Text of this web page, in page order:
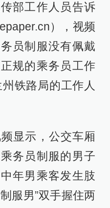
部工作人员告诉
），视频
员制服没有佩戴
规的乘务员工作
铁路局的工作人
显示，公交车厢
务员制服的男子
年男乘客发生肢
服男”双手握住两